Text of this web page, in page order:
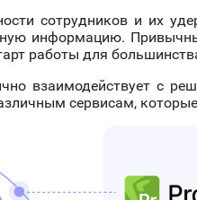
сотрудников и их
информацию.
работы для
взаимодействует с
сервисам,